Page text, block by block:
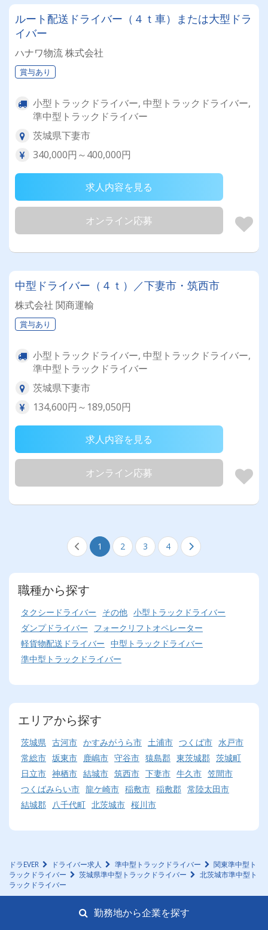
ルート配送ドライバー（４ｔ車）または大型ドラ
イバー
ハナワ物流 株式会社
賞与あり
小型トラックドライバー, 中型トラックドライバー,
準中型トラックドライバー
茨城県下妻市
340,000円～400,000円
求人内容を見る
オンライン応募
中型ドライバー（４ｔ）／下妻市・筑西市
株式会社 関商運輸
賞与あり
小型トラックドライバー, 中型トラックドライバー,
準中型トラックドライバー
茨城県下妻市
134,600円～189,050円
求人内容を見る
オンライン応募
1 2 3 4
職種から探す
タクシードライバー その他 小型トラックドライバー
ダンプドライバー
フォークリフトオペレーター
軽貨物配送ドライバー 中型トラックドライバー
準中型トラックドライバー
エリアから探す
茨城県 古河市 かすみがうら市 土浦市 つくば市 水戸市
常総市 坂東市 鹿嶋市 守谷市 猿島郡 東茨城郡 茨城町
日立市 神栖市 結城市 筑西市 下妻市 牛久市 笠間市
つくばみらい市 龍ケ崎市 稲敷市 稲敷郡 常陸太田市
結城郡
八千代町 北茨城市 桜川市
ドラEVER ドライバー求人 準中型トラックドライバー
関東準中型ト
ラックドライバー
茨城県準中型トラックドライバー
北茨城市準中型ト
ラックドライバー
勤務地から企業を探す